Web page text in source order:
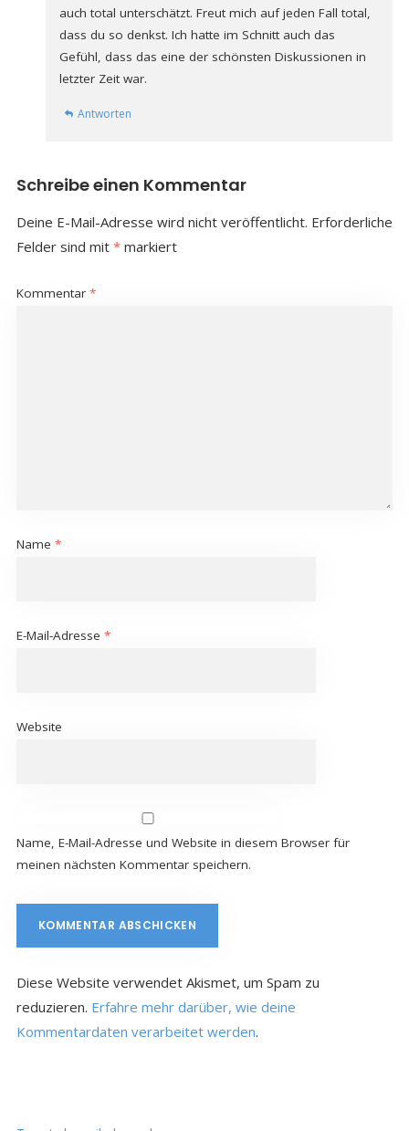
auch total unterschätzt. Freut mich auf jeden Fall total,
dass du so denkst. Ich hatte im Schnitt auch das
Gefühl, dass das eine der schönsten Diskussionen in
letzter Zeit war.
Antworten
Schreibe einen Kommentar
Deine E-Mail-Adresse wird nicht veröffentlicht. Erforderliche
Felder sind mit *markiert
Kommentar *
Name *
E-Mail-Adresse *
Website
Name, E-Mail-Adresse und Website in diesem Browser für
meinen nächsten Kommentar speichern.
Diese Website verwendet Akismet, um Spam zu
reduzieren. Erfahre mehr darüber, wie deine
Kommentardaten verarbeitet werden.